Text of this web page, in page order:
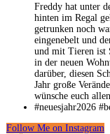
Follow Me on Instagram